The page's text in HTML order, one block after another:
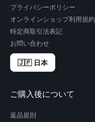
プライバシーポリシー
オンラインショップ利用規約
特定商取引法表記
お問い合わせ
🇯🇵 日本
ご購入後について
返品規則